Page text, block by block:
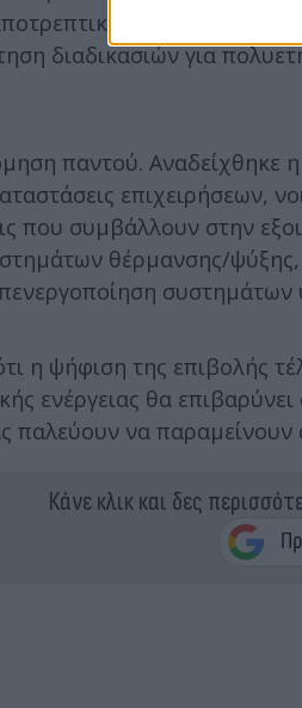
στη
διαδικασιών για
παντού. Αναδείχθηκε
επιχειρήσεων,
που συμβάλλουν στην
θέρμανσης/
η ψήφιση της επιβολής
ενέργειας θα
παλεύουν να παραμείνουν
Κάνε κλικ και δες